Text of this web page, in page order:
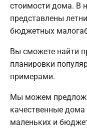
стоимости дома. В
представлены
бюджетных
Вы сможете найти
планировки
примерами.
Мы можем
качественные
маленьких и